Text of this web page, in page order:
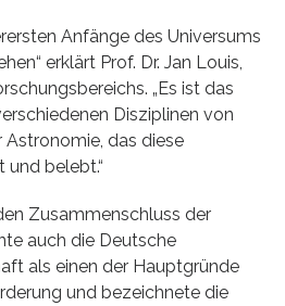
Anfänge des Universums
erklärt Prof. Dr. Jan Louis,
„Es ist das
Disziplinen von
das diese
und belebt.“
Zusammenschluss der
auch die Deutsche
als einen der Hauptgründe
und bezeichnete die